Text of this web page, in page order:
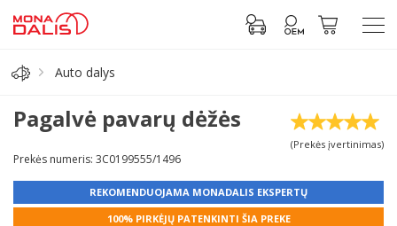
Antifrizas
Auto dalys
Pagalvė pavarų dėžės
(Prekės įvertinimas)
Prekės numeris: 3C0199555/1496
REKOMENDUOJAMA MONADALIS EKSPERTŲ
100% PIRKĖJŲ PATENKINTI ŠIA PREKE